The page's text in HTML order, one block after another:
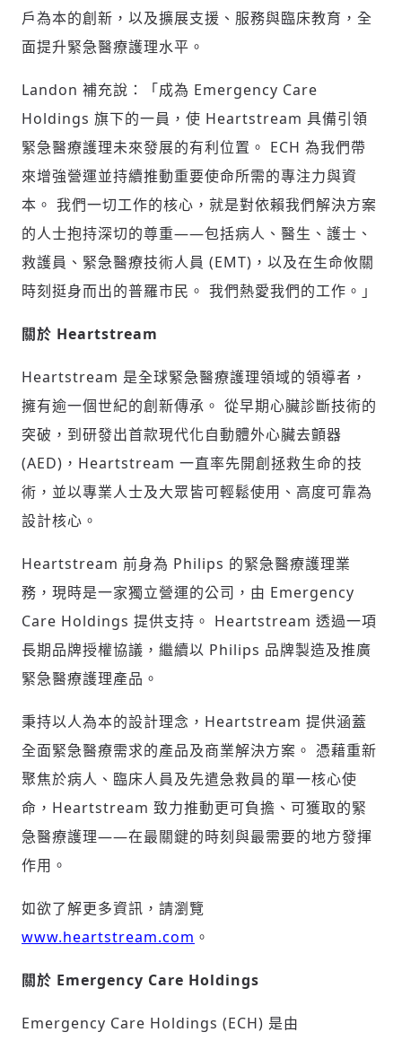
掌握國際政經脈動
驗證
戶為本的創新，以及擴展支援、服務與臨床教育，全
面提升緊急醫療護理水平。
Landon 補充說：「成為 Emergency Care
Holdings 旗下的一員，使 Heartstream 具備引領
緊急醫療護理未來發展的有利位置。 ECH 為我們帶
來增強營運並持續推動重要使命所需的專注力與資
本。 我們一切工作的核心，就是對依賴我們解決方案
的人士抱持深切的尊重——包括病人、醫生、護士、
救護員、緊急醫療技術人員 (EMT)，以及在生命攸關
時刻挺身而出的普羅市民。 我們熱愛我們的工作。」
關於 Heartstream
Heartstream 是全球緊急醫療護理領域的領導者，
擁有逾一個世紀的創新傳承。 從早期心臟診斷技術的
突破，到研發出首款現代化自動體外心臟去顫器
(AED)，Heartstream 一直率先開創拯救生命的技
術，並以專業人士及大眾皆可輕鬆使用、高度可靠為
設計核心。
Heartstream 前身為 Philips 的緊急醫療護理業
務，現時是一家獨立營運的公司，由 Emergency
Care Holdings 提供支持。 Heartstream 透過一項
長期品牌授權協議，繼續以 Philips 品牌製造及推廣
緊急醫療護理產品。
秉持以人為本的設計理念，Heartstream 提供涵蓋
全面緊急醫療需求的產品及商業解決方案。 憑藉重新
聚焦於病人、臨床人員及先遣急救員的單一核心使
命，Heartstream 致力推動更可負擔、可獲取的緊
急醫療護理——在最關鍵的時刻與最需要的地方發揮
作用。
如欲了解更多資訊，請瀏覽
www.heartstream.com 。
關於 Emergency Care Holdings
Emergency Care Holdings (ECH) 是由